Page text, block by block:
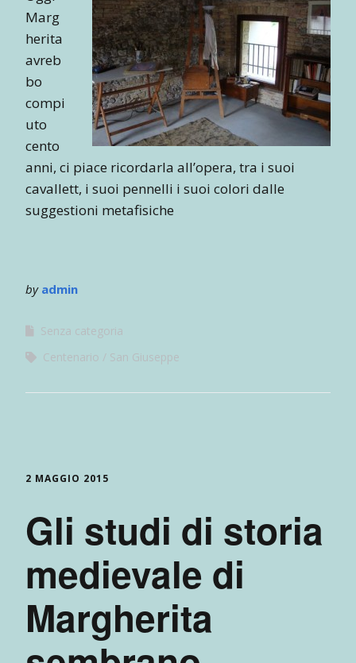
Marg
herita
avreb
bo
compi
uto
cento
anni, ci piace ricordarla all’opera, tra i suoi
cavallett, i suoi pennelli i suoi colori dalle
suggestioni metafisiche
by admin
Senza categoria
Centenario
San Giuseppe
2 MAGGIO 2015
Gli studi di storia
medievale di
Margherita